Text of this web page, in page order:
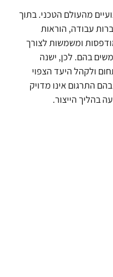
מהעולם הטכני. בתוך
עבודה, הוראות
ומשמשות לצורך
בהם. לכן, ישנה
ולקהל היעד הצפוי
התרגום אינו מדויק
בהליך הייצור.